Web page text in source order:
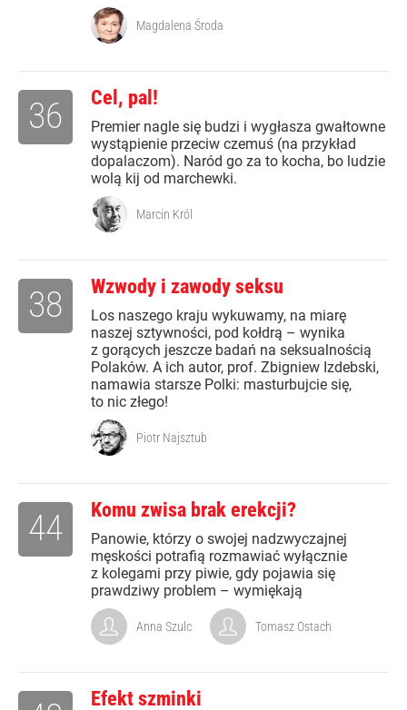
Magdalena Środa
Cel, pal!
Premier nagle się budzi i wygłasza gwałtowne
wystąpienie przeciw czemuś (na przykład
dopalaczom). Naród go za to kocha, bo ludzie
wolą kij od marchewki.
36
Marcin Król
Wzwody i zawody seksu
Los naszego kraju wykuwamy, na miarę
naszej sztywności, pod kołdrą – wynika
z gorących jeszcze badań na seksualnością
Polaków. A ich autor, prof. Zbigniew Izdebski,
namawia starsze Polki: masturbujcie się,
to nic złego!
38
Piotr Najsztub
Komu zwisa brak erekcji?
Panowie, którzy o swojej nadzwyczajnej
męskości potrafią rozmawiać wyłącznie
z kolegami przy piwie, gdy pojawia się
prawdziwy problem – wymiękają
44
Anna Szulc Tomasz Ostach
Efekt szminki